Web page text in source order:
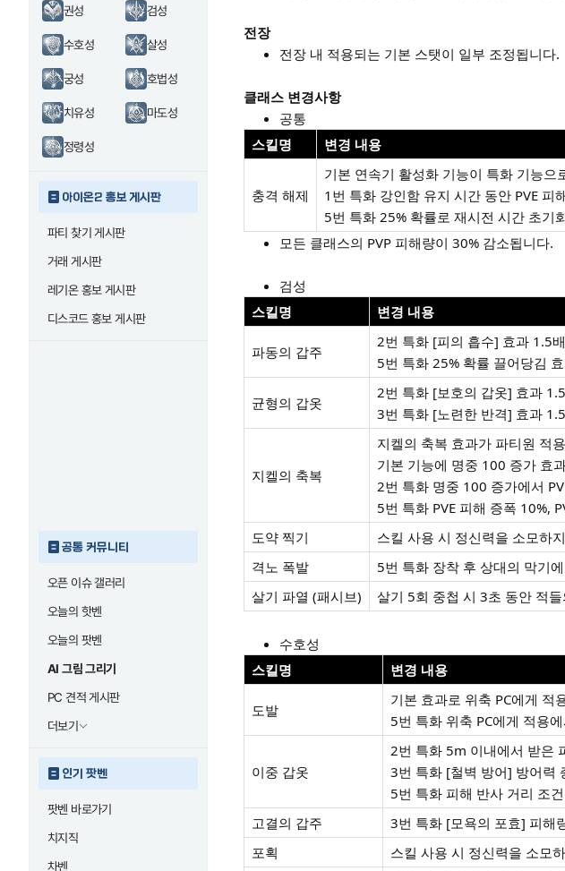
권성 검성
수호성 살성
궁성 호법성
치유성 마도성
정령성
아이온2 홍보 게시판
파티 찾기 게시판
거래 게시판
레기온 홍보 게시판
디스코드 홍보 게시판
공통 커뮤니티
오픈 이슈 갤러리
오늘의 핫벤
오늘의 팟벤
AI 그림 그리기
PC 견적 게시판
더보기
인기 팟벤
팟벤 바로가기
치지직
차벤
전장
전장 내 적용되는 기본 스탯이 일부 조정됩니다.
클래스 변경사항
공통
스킬명
변경 내용
충격 해제
기본 연속기 활성화 기능이 특화 기능으
1번 특화 강인함 유지 시간 동안 PVE 피
5번 특화 25% 확률로 재시전 시간 초기
모든 클래스의 PVP 피해량이 30% 감소됩니다.
검성
스킬명
변경 내용
파동의 갑주
2번 특화 [피의 흡수] 효과 1.5
5번 특화 25% 확률 끌어당김
균형의 갑옷
2번 특화 [보호의 갑옷] 효과
3번 특화 [노련한 반격] 효과
지켈의 축복
지켈의 축복 효과가 파티원 적
기본 기능에 명중 100 증가 효
2번 특화 명중 100 증가에서
5번 특화 PVE 피해 증폭 10%,
도약 찍기
스킬 사용 시 정신력을 소모하
격노 폭발
5번 특화 장착 후 상대의 막기
살기 파열 (패시브)
살기 5회 중첩 시 3초 동안 적
수호성
스킬명
변경 내용
도발
기본 효과로 위축 PC에게 적
5번 특화 위축 PC에게 적용
이중 갑옷
2번 특화 5m 이내에서 받은
3번 특화 [철벽 방어] 방어력
5번 특화 피해 반사 거리 조
고결의 갑주
3번 특화 [모욕의 포효] 피해
포획
스킬 사용 시 정신력을 소모